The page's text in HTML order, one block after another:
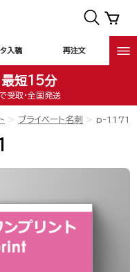
入稿 再注文
最短15分
受取・全国発送
プライベート名刺 p-1171